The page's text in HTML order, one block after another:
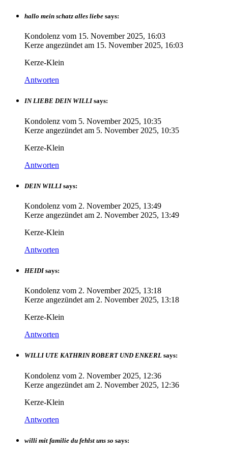
hallo mein schatz alles liebe says:
Kondolenz vom 15. November 2025, 16:03
Kerze angezündet am 15. November 2025, 16:03
Kerze-Klein
Antworten
IN LIEBE DEIN WILLI says:
Kondolenz vom 5. November 2025, 10:35
Kerze angezündet am 5. November 2025, 10:35
Kerze-Klein
Antworten
DEIN WILLI says:
Kondolenz vom 2. November 2025, 13:49
Kerze angezündet am 2. November 2025, 13:49
Kerze-Klein
Antworten
HEIDI says:
Kondolenz vom 2. November 2025, 13:18
Kerze angezündet am 2. November 2025, 13:18
Kerze-Klein
Antworten
WILLI UTE KATHRIN ROBERT UND ENKERL says:
Kondolenz vom 2. November 2025, 12:36
Kerze angezündet am 2. November 2025, 12:36
Kerze-Klein
Antworten
willi mit familie du fehlst uns so says: